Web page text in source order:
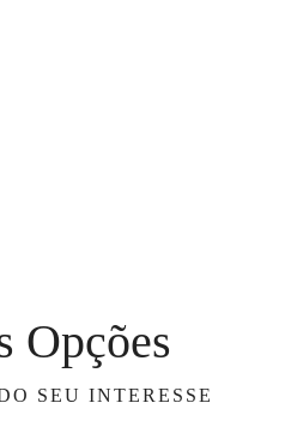
Opções
SEU INTERESSE